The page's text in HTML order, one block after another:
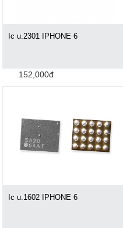
Ic u.2301 IPHONE 6
152,000đ
Ic u.1602 IPHONE 6